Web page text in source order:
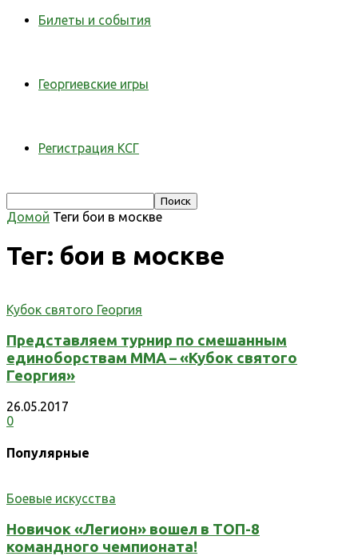
Билеты и события
Георгиевские игры
Регистрация КСГ
Домой Теги бои в москве
Тег: бои в москве
Кубок святого Георгия
Представляем турнир по смешанным
единоборствам ММА – «Кубок святого
Георгия»
26.05.2017
0
Популярные
Боевые искусства
Новичок «Легион» вошел в ТОП-8
командного чемпионата!